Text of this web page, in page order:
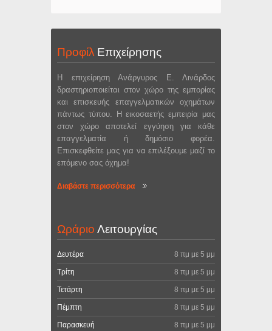
Προφίλ Επιχείρησης
Η επιχείρηση Ανάργυρος Ε. Λινάρδος
δραστηριοποιείται στον χώρο της εμπορίας
και επισκευής επαγγελματικών οχημάτων
πάντως τύπου. Η εικοσαετής εμπειρία μας
στον χώρο αποτελεί εγγύηση για κάθε
επαγγελματία ή δημόσιο φορέα.
Επισκεφθείτε μας για να επιλέξουμε μαζί το
επόμενο σας όχημα!
Διαβάστε περισσότερα
ΩράριοΛειτουργίας
Δευτέρα 8 πμ με 5 μμ
Τρίτη 8 πμ με 5 μμ
Τετάρτη 8 πμ με 5 μμ
Πέμπτη 8 πμ με 5 μμ
Παρασκευή 8 πμ με 5 μμ